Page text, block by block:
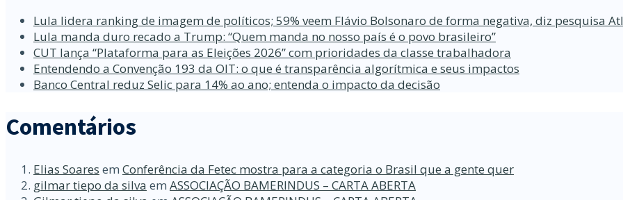
Lula lidera ranking de imagem de políticos; 59% veem Flávio Bolsonaro de forma negativa, diz pesquisa
Lula manda duro recado a Trump: “Quem manda no nosso país é o povo brasileiro”
CUT lança “Plataforma para as Eleições 2026” com prioridades da classe trabalhadora
Entendendo a Convenção 193 da OIT: o que é transparência algorítmica e seus impactos
Banco Central reduz Selic para 14% ao ano; entenda o impacto da decisão
Comentários
Elias Soares em Conferência da Fetec mostra para a categoria o Brasil que a gente quer
gilmar tiepo da silva em ASSOCIAÇÃO BAMERINDUS – CARTA ABERTA